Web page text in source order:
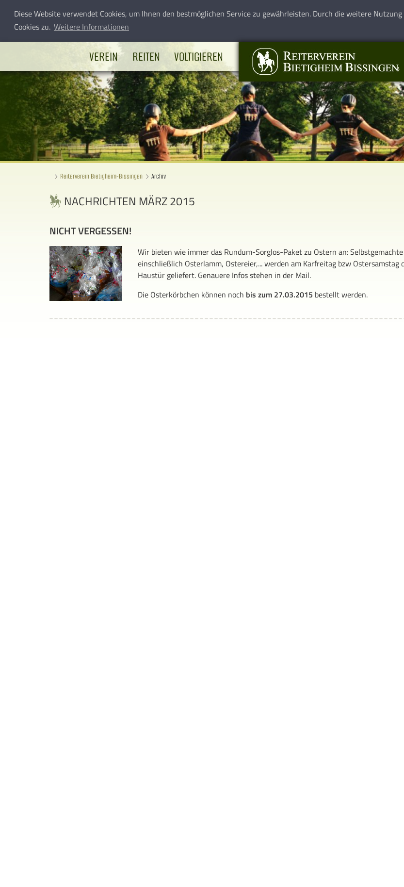
Diese Website verwendet Cookies, um Ihnen den bestmöglichen Service zu gewährleisten. Durch die weitere
Cookies zu. Weitere Informationen
VEREIN REITEN VOLTIGIEREN
Reiterverein Bietigheim-Bissingen Archiv
NACHRICHTEN MÄRZ 2015
NICHT VERGESSEN!
Wir bieten wie immer das Rundum-Sorglos-Paket zu Ostern an:
einschließlich Osterlamm, Ostereier,... werden am Karfreitag bzw Ostersamstag
Haustür geliefert. Genauere Infos stehen in der Mail.
Die Osterkörbchen können noch bis zum 27.03.2015 bestellt werden.